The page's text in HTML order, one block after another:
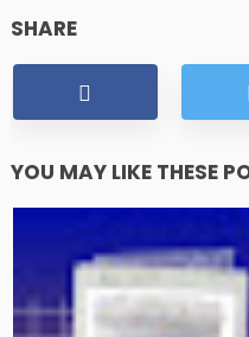
SHARE
YOU MAY LIKE THESE